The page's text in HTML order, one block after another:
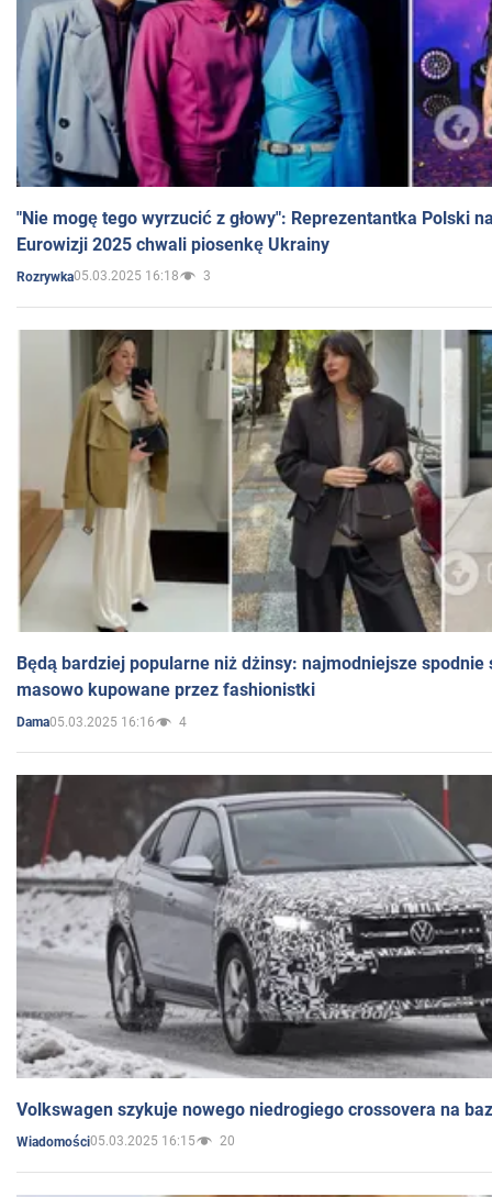
"Nie mogę tego wyrzucić z głowy": Reprezentantka Polski
Eurowizji 2025 chwali piosenkę Ukrainy
Rozrywka05.03.2025 16:18 3
Będą bardziej popularne niż dżinsy: najmodniejsze spodnie
masowo kupowane przez fashionistki
Dama05.03.2025 16:16 4
Volkswagen szykuje nowego niedrogiego crossovera na
Wiadomości05.03.2025 16:15 20